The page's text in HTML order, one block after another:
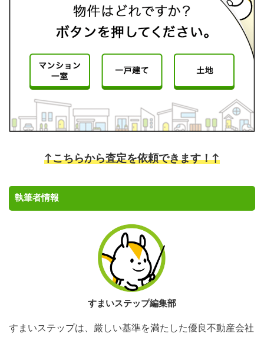
↑こちらから査定を依頼できます！↑
執筆者情報
すまいステップ編集部
すまいステップは、厳しい基準を満たした優良不動産会社